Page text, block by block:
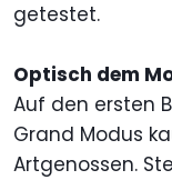
getestet.
Optisch dem
Auf den ersten
Grand Modus
Artgenossen.